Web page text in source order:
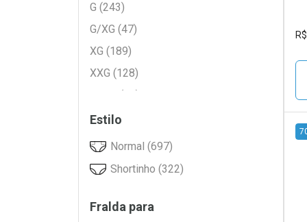
R$
Mamypoko (77)
Mardam (2)
Mili (20)
MILI (34)
Pampers (360)
Personal (40)
Pet Society (3)
Plenitud (39)
G (243)
G/XG (47)
XG (189)
XXG (128)
XXXG (14)
EG (27)
Tamanho Único (5)
Estilo
Normal (697)
Shortinho (322)
Fralda para